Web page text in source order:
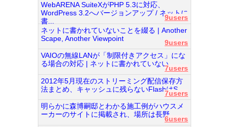
WebARENA SuiteXがPHP 5.3に対応、
WordPress 3.2へバージョンアップ / ネットに
書...
9users
ネットに書かれていないことを綴る | Another
Scape, Another Viewpoint
9users
VAIOの無線LANが「制限付きアクセス」にな
る場合の対応 | ネットに書かれていない...
7users
2012年5月現在のストリーミング配信保存方
法まとめ、キャッシュに残らないFlashはS...
7users
明らかに森博嗣邸とわかる施工例がハウスメ
ーカーのサイトに掲載され、場所は長野...
6users